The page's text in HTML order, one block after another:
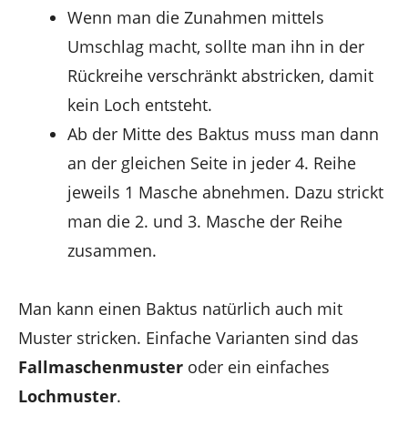
Wenn man die Zunahmen mittels
Umschlag macht, sollte man ihn in der
Rückreihe verschränkt abstricken, damit
kein Loch entsteht.
Ab der Mitte des Baktus muss man dann
an der gleichen Seite in jeder 4. Reihe
jeweils 1 Masche abnehmen. Dazu strickt
man die 2. und 3. Masche der Reihe
zusammen.
Man kann einen Baktus natürlich auch mit
Muster stricken. Einfache Varianten sind das
Fallmaschenmuster oder ein einfaches
Lochmuster.